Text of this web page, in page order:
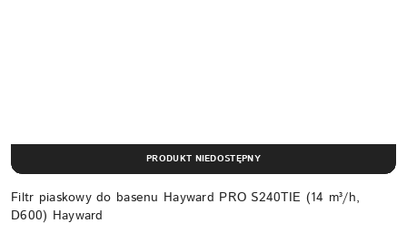
Filtr piaskowy do basenu Hayward PRO S240TIE (14 m³/h,
D600) Hayward
PRODUKT NIEDOSTĘPNY